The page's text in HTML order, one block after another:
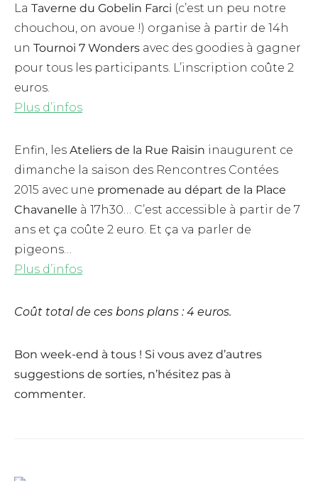
La Taverne du Gobelin Farci (c’est un peu notre
chouchou, on avoue !) organise à partir de 14h
un Tournoi 7 Wonders avec des goodies à gagner
pour tous les participants. L’inscription coûte 2
euros.
Plus d’infos
Enfin, les Ateliers de la Rue Raisin inaugurent ce
dimanche la saison des Rencontres Contées
2015 avec une promenade au départ de la Place
Chavanelle à 17h30… C’est accessible à partir de 7
ans et ça coûte 2 euro. Et ça va parler de
pigeons…
Plus d’infos
Coût total de ces bons plans : 4 euros.
Bon week-end à tous ! Si vous avez d’autres
suggestions de sorties, n’hésitez pas à
commenter.